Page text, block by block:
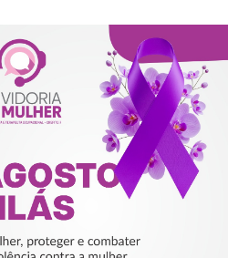
AGOSTO LILÁS –
ACOLHER,
PROTEGER E
COMBATER A
VIOLÊNCIA
CONTRA A
MULHER